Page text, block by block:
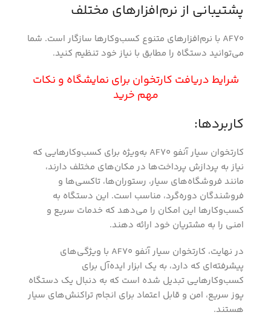
پشتیبانی از نرم‌افزارهای مختلف
AF70 با نرم‌افزارهای متنوع کسب‌وکارها سازگار است. شما
می‌توانید دستگاه را مطابق با نیاز خود تنظیم کنید.
شرایط دریافت کارتخوان برای نمایشگاه و نکات
مهم خرید
کاربردها:
کارتخوان سیار آنفو AF70 به‌ویژه برای کسب‌وکارهایی که
نیاز به پردازش پرداخت‌ها در مکان‌های مختلف دارند،
مانند فروشگاه‌های سیار، رستوران‌ها، تاکسی‌ها و
فروشندگان دوره‌گرد، مناسب است. این دستگاه به
کسب‌وکارها این امکان را می‌دهد که خدمات سریع و
امنی را به مشتریان خود ارائه دهند.
در نهایت، کارتخوان سیار آنفو AF70 با ویژگی‌های
پیشرفته‌ای که دارد، به یک ابزار ایده‌آل برای
کسب‌وکارهایی تبدیل شده است که به دنبال یک دستگاه
پوز سریع، امن و قابل اعتماد برای انجام تراکنش‌های سیار
هستند.